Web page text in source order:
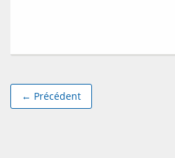
← Précédent